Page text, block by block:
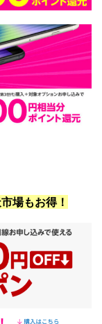
場もお得！